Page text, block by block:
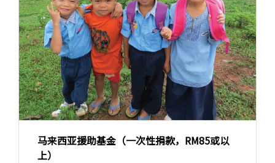
马来西亚援助基金（一次性捐款，RM85或以
上）